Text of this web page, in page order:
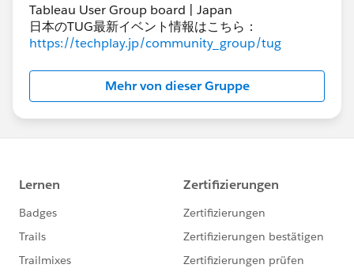
Tableau User Group board | Japan
日本のTUG最新イベント情報はこちら：
https://techplay.jp/community_group/tug
Mehr von dieser Gruppe